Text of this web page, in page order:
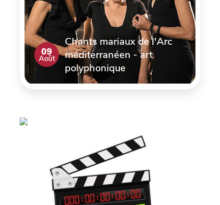
09
Août
Chants mariaux de l'Arc
méditerranéen - art
polyphonique